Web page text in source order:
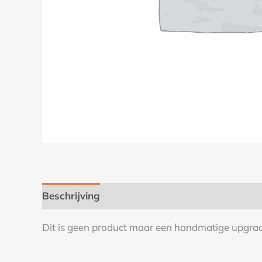
Beschrijving
Dit is geen product maar een handmatige